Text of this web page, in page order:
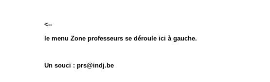
<--
le menu Zone professeurs se déroule ici à gauche.
Un souci : prs@indj.be